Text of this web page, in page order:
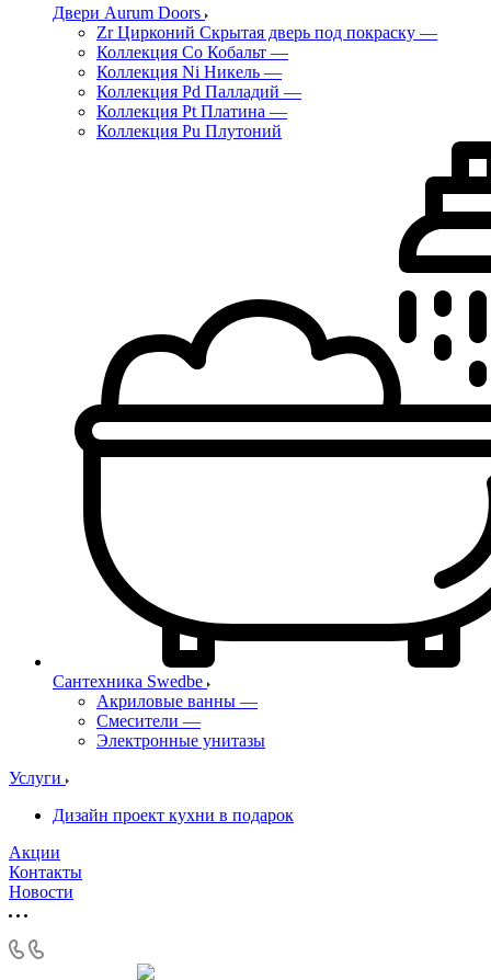
Двери Aurum Doors
Zr Цирконий Скрытая дверь под покраску —
Коллекция Co Кобальт —
Коллекция Ni Никель —
Коллекция Pd Палладий —
Коллекция Pt Платина —
Коллекция Pu Плутоний
Сантехника Swedbe
Акриловые ванны —
Смесители —
Электронные унитазы
Услуги
Дизайн проект кухни в подарок
Акции
Контакты
Новости